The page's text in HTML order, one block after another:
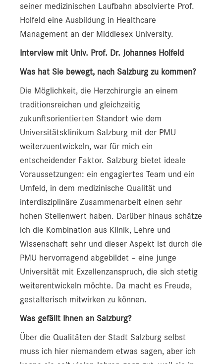
seiner medizinischen Laufbahn absolvierte Prof.
Holfeld eine Ausbildung in Healthcare
Management an der Middlesex University.
Interview mit Univ. Prof. Dr. Johannes Holfeld
Was hat Sie bewegt, nach Salzburg zu kommen?
Die Möglichkeit, die Herzchirurgie an einem
traditionsreichen und gleichzeitig
zukunftsorientierten Standort wie dem
Universitätsklinikum Salzburg mit der PMU
weiterzuentwickeln, war für mich ein
entscheidender Faktor. Salzburg bietet ideale
Voraussetzungen: ein engagiertes Team und ein
Umfeld, in dem medizinische Qualität und
interdisziplinäre Zusammenarbeit einen sehr
hohen Stellenwert haben. Darüber hinaus schätze
ich die Kombination aus Klinik, Lehre und
Wissenschaft sehr und dieser Aspekt ist durch die
PMU hervorragend abgebildet – eine junge
Universität mit Exzellenzanspruch, die sich stetig
weiterentwickeln möchte. Da macht es Freude,
gestalterisch mitwirken zu können.
Was gefällt Ihnen an Salzburg?
Über die Qualitäten der Stadt Salzburg selbst
muss ich hier niemandem etwas sagen, aber ich